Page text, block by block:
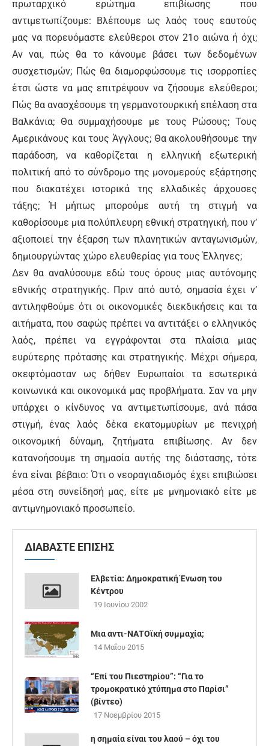
πρωταρχικό ερώτημα επιβίωσης που
αντιμετωπίζουμε: Βλέπουμε ως λαός τους εαυτούς
μας να πορευόμαστε ελεύθεροι στον 21ο αιώνα ή όχι;
Αν ναι, πώς θα το κάνουμε βάσει των δεδομένων
συσχετισμών; Πώς θα διαμορφώσουμε τις ισορροπίες
έτσι ώστε να μας επιτρέψουν να ζήσουμε ελεύθεροι;
Πώς θα ανασχέσουμε τη γερμανοτουρκική επέλαση στα
Βαλκάνια; Θα συμμαχήσουμε με τους Ρώσους; Τους
Αμερικάνους και τους Άγγλους; Θα ακολουθήσουμε την
παράδοση, να καθορίζεται η ελληνική εξωτερική
πολιτική από το σύνδρομο της μονομερούς εξάρτησης
που διακατέχει ιστορικά της ελλαδικές άρχουσες
τάξης; Ή μήπως μπορούμε αυτή τη στιγμή να
καθορίσουμε μια πολύπλευρη εθνική στρατηγική, που ν’
αξιοποιεί την έξαρση των πλανητικών ανταγωνισμών,
δημιουργώντας χώρο ελευθερίας για τους Έλληνες;
Δεν θα αναλύσουμε εδώ τους όρους μιας αυτόνομης
εθνικής στρατηγικής. Πριν από αυτό, σημασία έχει ν’
αντιληφθούμε ότι οι οικονομικές διεκδικήσεις και τα
αιτήματα, που σαφώς πρέπει να αντιτάξει ο ελληνικός
λαός, πρέπει να εγγράφονται στα πλαίσια μιας
ευρύτερης πρότασης και στρατηγικής. Μέχρι σήμερα,
σκεφτόμασταν ως δήθεν Ευρωπαίοι τα εσωτερικά
κοινωνικά και οικονομικά μας προβλήματα. Σαν να μην
υπάρχει ο κίνδυνος να αντιμετωπίσουμε, ανά πάσα
στιγμή, ένας λαός δέκα εκατομμυρίων με πενιχρή
οικονομική δύναμη, ζητήματα επιβίωσης. Αν δεν
κατανοήσουμε τη σημασία αυτής της διάστασης, τότε
ένα είναι βέβαιο: Ότι ο νεοραγιαδισμός έχει επιβιώσει
μέσα στη συνείδησή μας, είτε με μνημονιακό είτε με
αντιμνημονιακό προσωπείο.
ΔΙΑΒΑΣΤΕ ΕΠΙΣΗΣ
Ελβετία: Δημοκρατική Ένωση του
Κέντρου
19 Ιουνίου 2002
Μια αντι-ΝΑΤΟϊκή συμμαχία;
14 Μαΐου 2015
“Επί του Πιεστηρίου”: “Για το
τρομοκρατικό χτύπημα στο Παρίσι”
(βίντεο)
17 Νοεμβρίου 2015
η σημαία είναι του λαού – όχι του